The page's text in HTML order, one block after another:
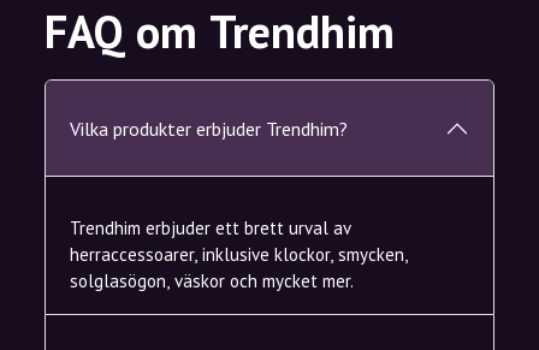
FAQ om Trendhim
Vilka produkter erbjuder Trendhim?
Trendhim erbjuder ett brett urval av
herraccessoarer, inklusive klockor, smycken,
solglasögon, väskor och mycket mer.